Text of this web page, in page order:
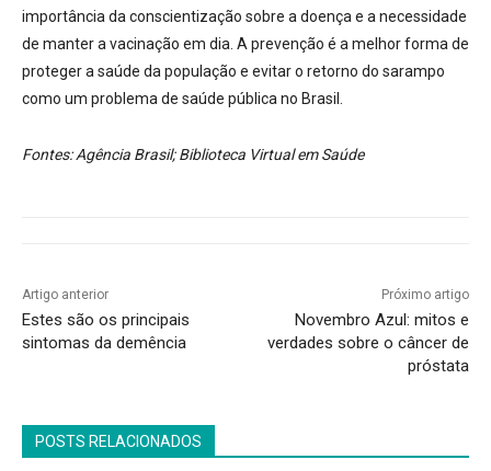
importância da conscientização sobre a doença e a necessidade
de manter a vacinação em dia. A prevenção é a melhor forma de
proteger a saúde da população e evitar o retorno do sarampo
como um problema de saúde pública no Brasil.
Fontes: Agência Brasil; Biblioteca Virtual em Saúde
Artigo anterior
Estes são os principais
sintomas da demência
Próximo artigo
Novembro Azul: mitos e
verdades sobre o câncer de
próstata
POSTS RELACIONADOS